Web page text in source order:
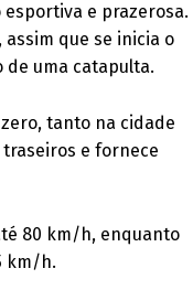
e prazerosa.
que se inicia o
de uma catapulta.
tanto na cidade
e fornece
80 km/h, enquanto
km/h.